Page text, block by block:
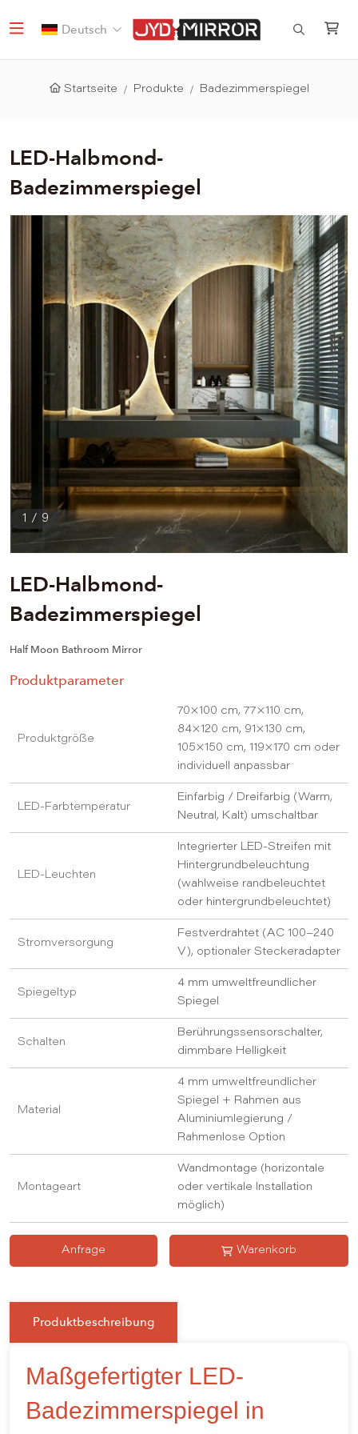
Deutsch
Startseite Produkte Badezimmerspiegel
LED-Halbmond-
Badezimmerspiegel
LED-Halbmond-
Badezimmerspiegel
Half Moon Bathroom Mirror
Produktparameter
Produktgröße
70×100 cm, 77×110 cm,
84×120 cm, 91×130 cm,
105×150 cm, 119×170 cm oder
individuell anpassbar
LED-Farbtemperatur
Einfarbig / Dreifarbig (Warm,
Neutral, Kalt) umschaltbar
LED-Leuchten
Integrierter LED-Streifen mit
Hintergrundbeleuchtung
(wahlweise randbeleuchtet
oder hintergrundbeleuchtet)
Stromversorgung
Festverdrahtet (AC 100–240
V), optionaler Steckeradapter
Spiegeltyp
4 mm umweltfreundlicher
Spiegel
Schalten
Berührungssensorschalter,
dimmbare Helligkeit
Material
4 mm umweltfreundlicher
Spiegel + Rahmen aus
Aluminiumlegierung /
Rahmenlose Option
Montageart
Wandmontage (horizontale
oder vertikale Installation
möglich)
Anfrage Warenkorb
1 / 9
Produktbeschreibung
Maßgefertigter LED-
Badezimmerspiegel in